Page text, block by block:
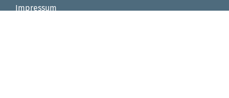
Impressum